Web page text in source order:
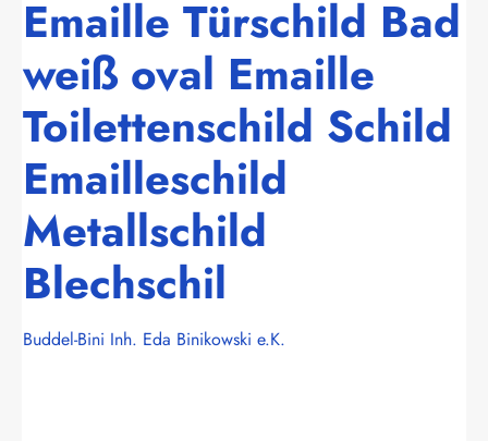
Emaille Türschild Bad
weiß oval Emaille
Toilettenschild Schild
Emailleschild
Metallschild
Blechschil
Buddel-Bini Inh. Eda Binikowski e.K.